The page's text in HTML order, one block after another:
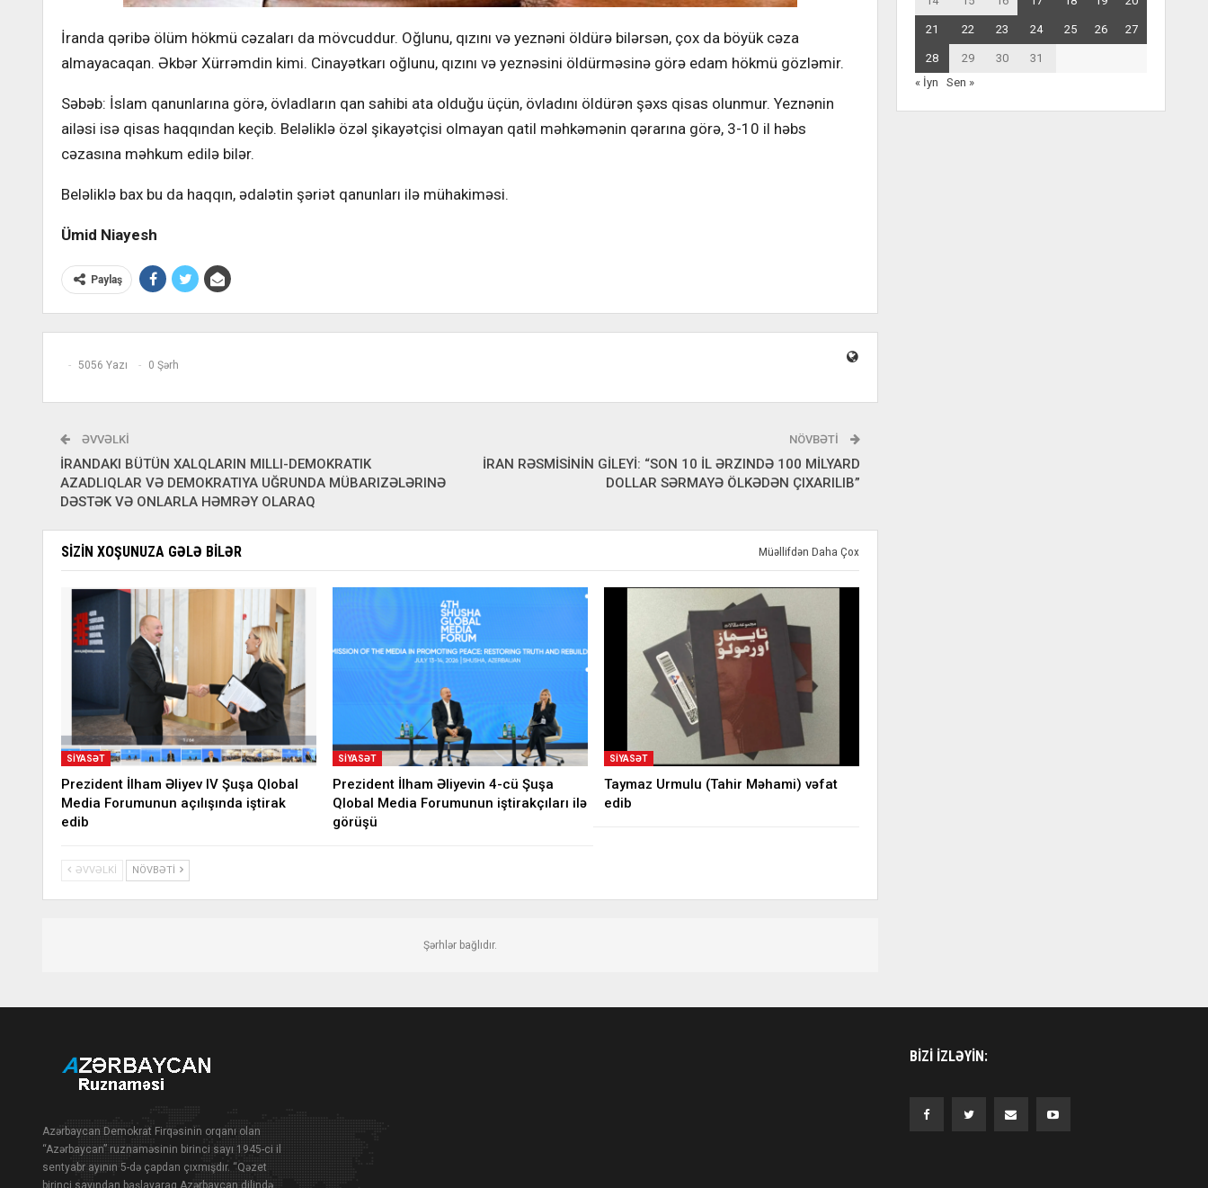
İranda qəribə ölüm hökmü cəzaları da mövcuddur. Oğlunu, qızını və yeznəni öldürə bilərsən, çox da böyük cəza
almayacaqan. Əkbər Xürrəmdin kimi. Cinayətkarı oğlunu, qızını və yeznəsini öldürməsinə görə edam hökmü gözləmir.
Səbəb: İslam qanunlarına görə, övladların qan sahibi ata olduğu üçün, övladını öldürən şəxs qisas olunmur. Yeznənin
ailəsi isə qisas haqqından keçib. Beləliklə özəl şikayətçisi olmayan qatil məhkəmənin qərarına görə, 3-10 il həbs
cəzasına məhkum edilə bilər.
Beləliklə bax bu da haqqın, ədalətin şəriət qanunları ilə mühakiməsi.
Ümid Niayesh
Paylaş
5056 Yazı 0 Şərh
ƏVVƏLKI
İRANDAKI BÜTÜN XALQLARIN MILLI-DEMOKRATIK
AZADLIQLAR VƏ DEMOKRATIYA UĞRUNDA MÜBARIZƏLƏRINƏ
DƏSTƏK VƏ ONLARLA HƏMRƏY OLARAQ
NÖVBƏTI
İRAN RƏSMİSİNİN GİLEYİ: “SON 10 İL ƏRZINDƏ 100 MİLYARD
DOLLAR SƏRMAYƏ ÖLKƏDƏN ÇIXARILIB”
SIZIN XOŞUNUZA GƏLƏ BILƏR Müəllifdən Daha Çox
SIYASƏT
Prezident İlham Əliyev IV Şuşa Qlobal
Media Forumunun açılışında iştirak
edib
SIYASƏT
Prezident İlham Əliyevin 4-cü Şuşa
Qlobal Media Forumunun iştirakçıları ilə
görüşü
SIYASƏT
Taymaz Urmulu (Tahir Məhami) vəfat
edib
ƏVVƏLKI NÖVBƏTI
Şərhlər bağlıdır.
21 22 23 24 25 26 27
28 29 30
31
« İyn
Sen »
Azərbaycan Demokrat Firqəsinin orqanı olan
“Azərbaycan” ruznaməsinin birinci sayı 1945-ci il
sentyabr ayının 5-də çapdan çıxmışdır. “Qəzet
BIZI IZLƏYIN: